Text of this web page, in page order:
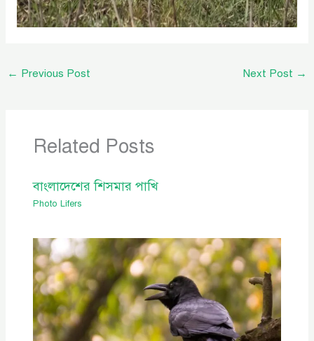
← Previous Post Next Post →
Related Posts
বাংলাদেশের শিসমার পাখি
Photo Lifers